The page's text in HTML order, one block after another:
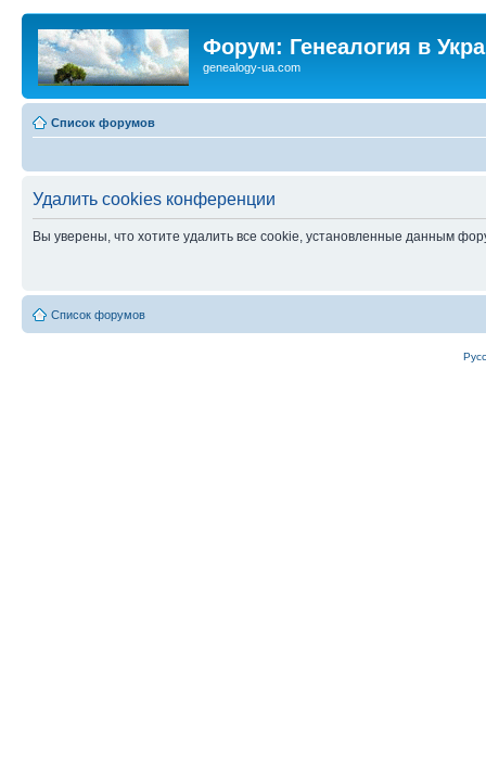
Форум: Генеалогия в
genealogy-ua.com
Список форумов
Удалить cookies конференции
Вы уверены, что хотите удалить все cookie, установленные данным
Список форумов